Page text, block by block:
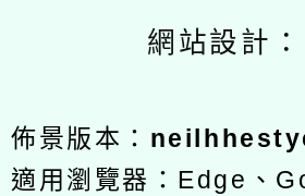
網站設計
佈景版本：
適用瀏覽器：Edge、